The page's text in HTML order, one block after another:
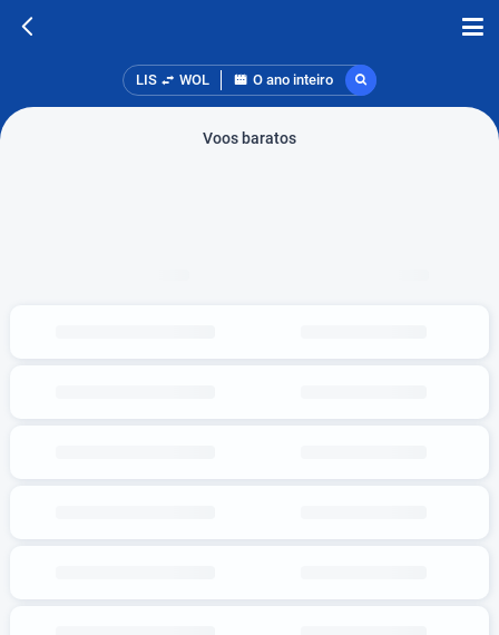
LIS WOL O ano inteiro
Voos baratos